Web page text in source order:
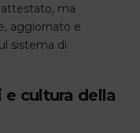
attestato, ma
aggiornato e
sistema di
cultura della